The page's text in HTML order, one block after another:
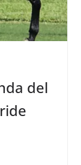
del